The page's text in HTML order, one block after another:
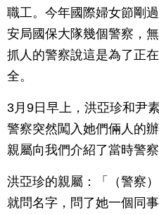
職工。今年國際婦女節剛
安局國保大隊幾個警察，
抓人的警察說這是為了正
全。
3月9日早上，洪亞珍和尹
警察突然闖入她們倆人的
親屬向我們介紹了當時警察
洪亞珍的親屬：「（警察
就問名字，問了她一個同